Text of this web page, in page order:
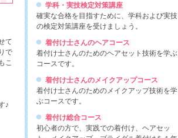
て
で
こ
♪
学科・実技検定対策講座
確実な合格を目指すために、学科および実技
の検定対策講座を受けましょう。
着付け士さんのヘアコース
着付け士さんのためのヘアセット技術を学ぶ
コースです。
着付け士さんのメイクアップコース
着付け士さんのためのメイクアップ技術を学
ぶコースです。
着付け総合コース
初心者の方で、実践での着付け、ヘアセッ